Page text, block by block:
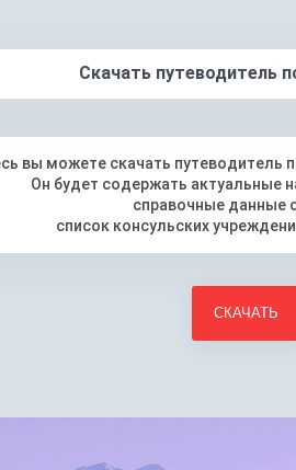
Скачать путеводитель
вы можете скачать путеводитель
Он будет содержать актуальные
справочные данные
список консульских